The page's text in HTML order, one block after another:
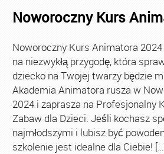
Noworoczny Kurs
Noworoczny Kurs Animatora
na niezwykłą przygodę, która
dziecko na Twojej twarzy będzie
Akademia Animatora rusza w
2024 i zaprasza na Profesjonalny
Zabaw dla Dzieci. Jeśli kochasz
najmłodszymi i lubisz być
szkolenie jest idealne dla Ciebie!